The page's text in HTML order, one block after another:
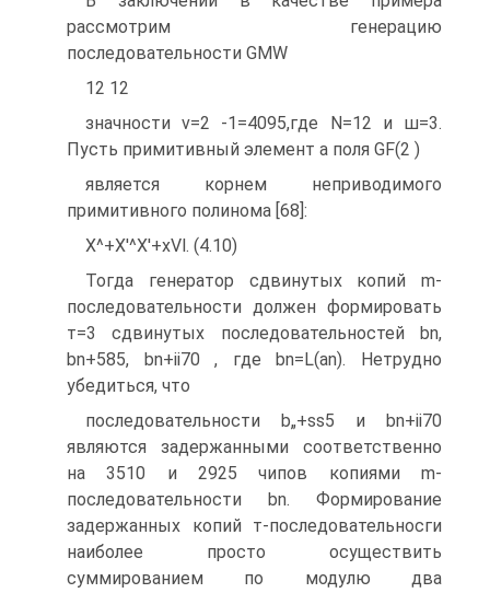
рассмотрим генерацию
последовательности GMW
12 12
значности v=2 -1=4095,где N=12 и ш=3.
Пусть примитивный элемент а поля GF(2 )
является корнем неприводимого
примитивного полинома [68]:
X^+X'^X'+xVl. (4.10)
Тогда генератор сдвинутых копий m-
последовательности должен формировать
т=3 сдвинутых последовательностей bn,
bn+585, bn+ii70 , где bn=L(an). Нетрудно
убедиться, что
последовательности b„+ss5 и bn+ii70
являются задержанными соответственно
на 3510 и 2925 чипов копиями m-
последовательности bn. Формирование
задержанных копий т-последовательносги
наиболее просто осуществить
суммированием по модулю два